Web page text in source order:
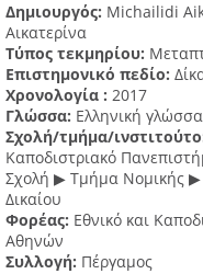
Δημιουργός: Michailidi
Αικατερίνα
Τύπος τεκμηρίου:
Επιστημονικό πεδίο:
Χρονολογία : 2017
Γλώσσα: Ελληνική γλώσσα
Σχολή/τμήμα/
Καποδιστριακό
Σχολή ▶ Τμήμα Νομικής ▶
Δικαίου
Φορέας: Εθνικό και
Αθηνών
Συλλογή: Πέργαμος